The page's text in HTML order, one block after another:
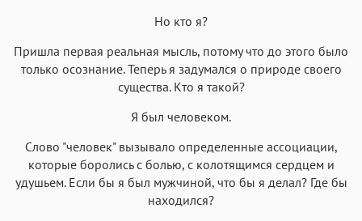
Но кто я?
Пришла первая реальная мысль, потому что до этого было
только осознание. Теперь я задумался о природе своего
существа. Кто я такой?
Я был человеком.
Слово "человек" вызывало определенные ассоциации,
которые боролись с болью, с колотящимся сердцем и
удушьем. Если бы я был мужчиной, что бы я делал? Где бы
находился?